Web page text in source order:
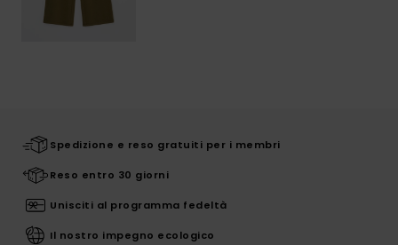
Spedizione e reso gratuiti per i membri
Reso entro 30 giorni
Unisciti al programma fedeltà
Il nostro impegno ecologico